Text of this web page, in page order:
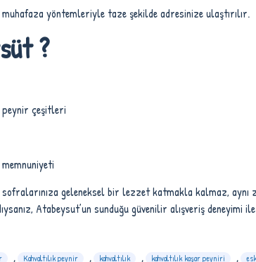
yöntemleriyle taze şekilde adresinize ulaştırılır.
?
peynir çeşitleri
geleneksel bir lezzet katmakla kalmaz, aynı
Atabeysut’un sunduğu güvenilir alışveriş deneyimi
, Kahvaltılık peynir , kahvaltılık , kahvaltılık kaşar peyniri ,